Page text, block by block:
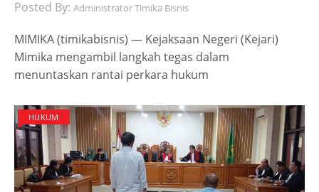
Posted By: Administrator Timika Bisnis
​MIMIKA (timikabisnis) — Kejaksaan Negeri (Kejari)
Mimika mengambil langkah tegas dalam
menuntaskan rantai perkara hukum
HUKUM